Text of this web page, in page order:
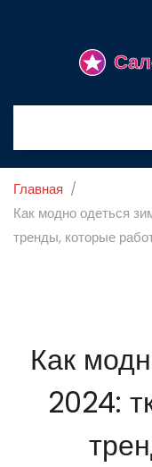
Главная
Как модно одеться
тренды, которые
Как
2024: